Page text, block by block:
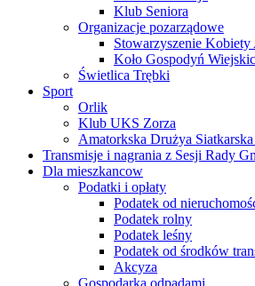
Klub Seniora
Organizacje pozarządowe
Stowarzyszenie
Koło Gospodyń
Świetlica Trębki
Sport
Orlik
Klub UKS Zorza
Amatorkska Drużya
Transmisje i nagrania z Sesji Rady
Dla mieszkancow
Podatki i opłaty
Podatek od
Podatek rolny
Podatek leśny
Podatek od środków
Akcyza